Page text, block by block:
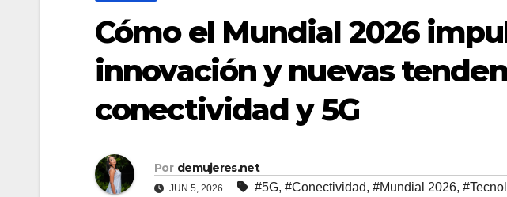
Cómo el Mundial 2026
innovación y nuevas
conectividad y 5G
Por demujeres.net
JUN 5, 2026 #5G, #Conectividad, #Mundial 2026,